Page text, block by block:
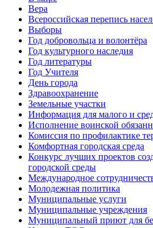
Вера
Всероссийская перепись
Выборы
Год добровольца и волонтёра
Год культурного наследия
Год литературы
Год Учителя
День города
Здравоохранение
Земельные участки
Информация для малого и
Исполнение воинской
Комиссия по профилактике
Комфортная городская среда
Конкурс лучших проектов
городской среды
Международное
Молодежная политика
Муниципальные услуги
Муниципальные учреждения
Муниципальный приют для